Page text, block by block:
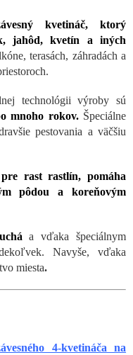
kvetináč, ktorý
jahôd, kvetín a iných
terasách, záhradách a
technológii výroby sú
mnoho rokov.Špeciálne
pestovania a väčšiu
rast rastlín, pomáha
pôdou a koreňovým
a vďaka špeciálnym
Navyše, vďaka
miesta.
4-kvetináča na